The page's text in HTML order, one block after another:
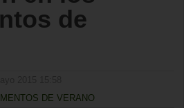
de
DE VERANO